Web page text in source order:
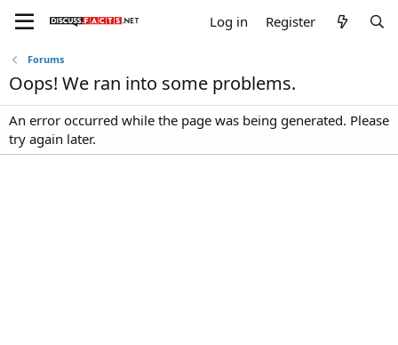
Log in Register
Forums
Oops! We ran into some problems.
An error occurred while the page was being generated. Please
try again later.